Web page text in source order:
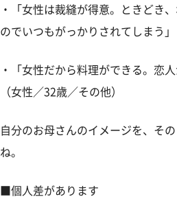
・「女性は裁縫が得意。ときどき
のでいつもがっかりされてしまう
・「女性だから料理ができる。恋
（女性／32歳／その他）
自分のお母さんのイメージを、そ
ね。
■個人差があります